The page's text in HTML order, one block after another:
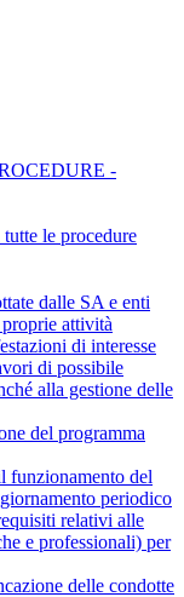
-
le procedure
dalle SA e enti
attività
di interesse
di possibile
alla gestione delle
del programma
funzionamento del
periodico
relativi alle
e professionali) per
delle condotte